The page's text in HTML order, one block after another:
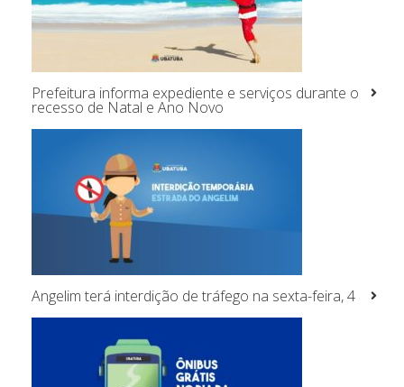
Prefeitura informa expediente e serviços durante o
recesso de Natal e Ano Novo
Angelim terá interdição de tráfego na sexta-feira, 4